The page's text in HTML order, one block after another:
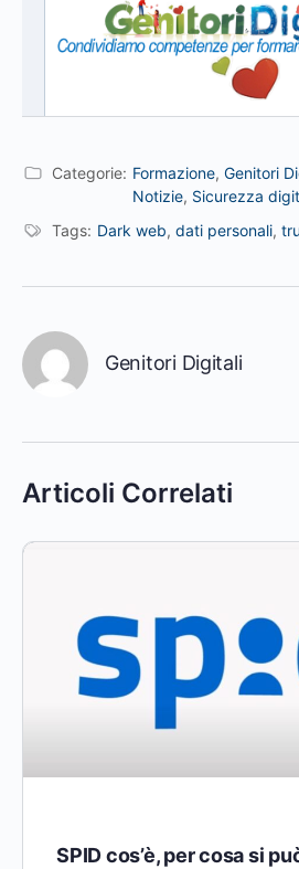
Categorie: Formazione, Genitori
Notizie, Sicurezza
Tags: Dark web, dati personali,
Genitori Digitali
Articoli Correlati
SPID cos’è, per cosa si